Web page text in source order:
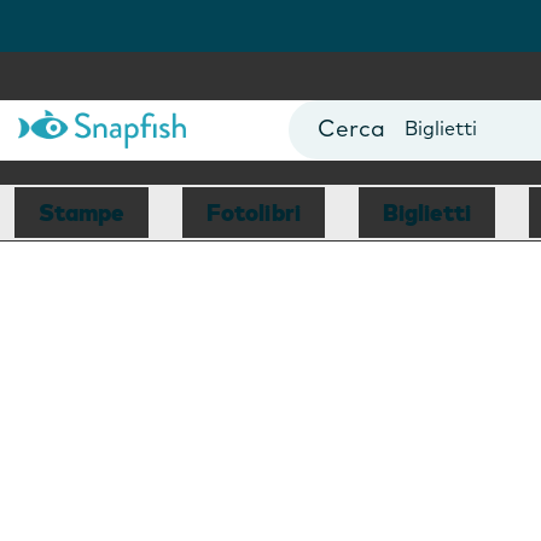
Fotolibri
Biglietti
Tazze
Fotocalendari
Stampe Fotolibri Biglietti